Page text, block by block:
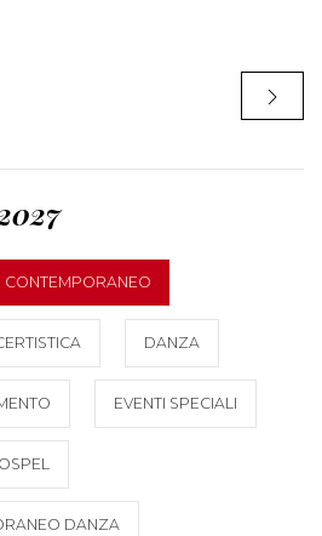
CONTEMPORANEO
DANZA
EVENTI SPECIALI
DANZA